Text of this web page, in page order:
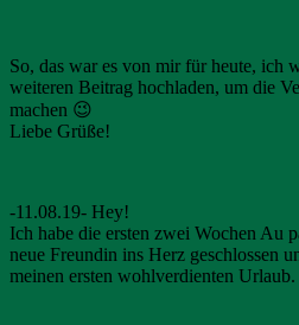
So, das war es von mir für heute, ich
weiteren Beitrag hochladen, um die
machen 😉
Liebe Grüße!
-11.08.19- Hey!
Ich habe die ersten zwei Wochen Au
neue Freundin ins Herz geschlossen
meinen ersten wohlverdienten Urlaub.